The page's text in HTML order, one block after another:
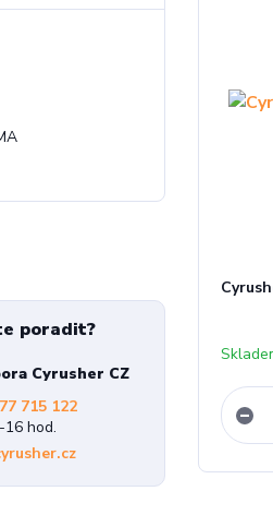
poradit?
Cyrusher CZ
715 122
hod.